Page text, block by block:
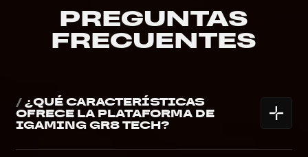
PREGUNTAS
FRECUENTES
/¿QUÉ CARACTERÍSTICAS
OFRECE LA PLATAFORMA DE
IGAMING GR8 TECH?